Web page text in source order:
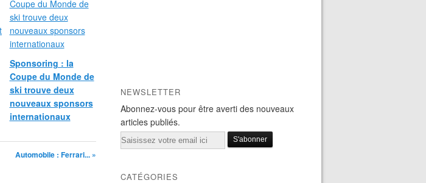
Sponsoring : la
Coupe du Monde de
ski trouve deux
nouveaux sponsors
internationaux
Automobile : Ferrari... »
NEWSLETTER
Abonnez-vous pour être averti des nouveaux
articles publiés.
Email
CATÉGORIES